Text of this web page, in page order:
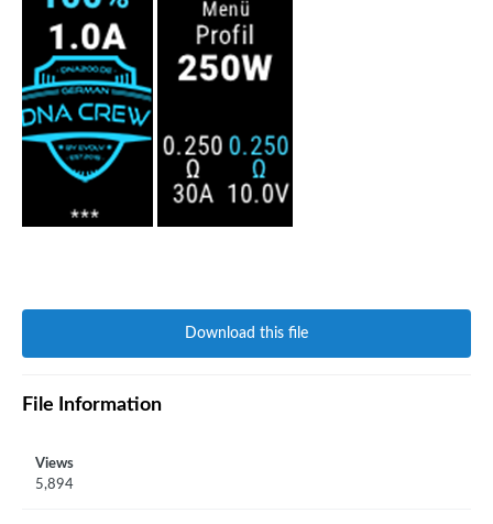
Download this file
File Information
Views
5,894